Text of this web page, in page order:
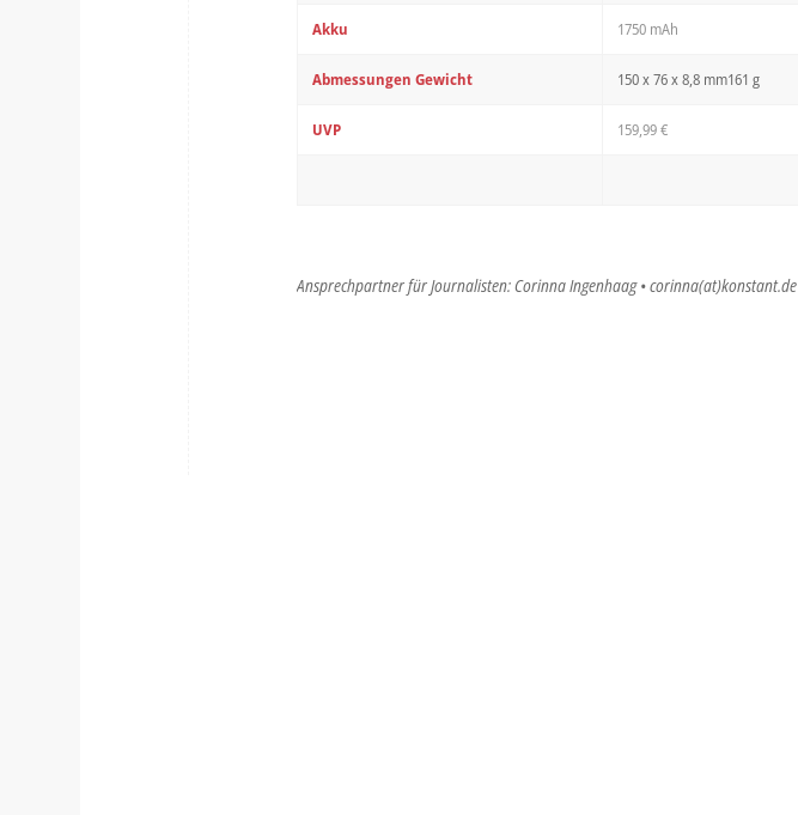
Akku 1750 mAh
Abmessungen Gewicht 150 x 76 x 8,8 mm161 g
UVP 159,99 €
Ansprechpartner für Journalisten: Corinna Ingenhaag • corinna(at)konstant.de